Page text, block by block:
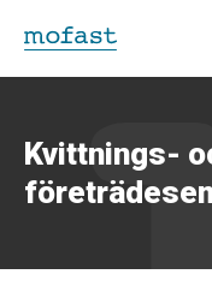
Kvittnings-